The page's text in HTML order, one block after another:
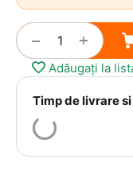
+
−
Adăugați la
Timp de livrare